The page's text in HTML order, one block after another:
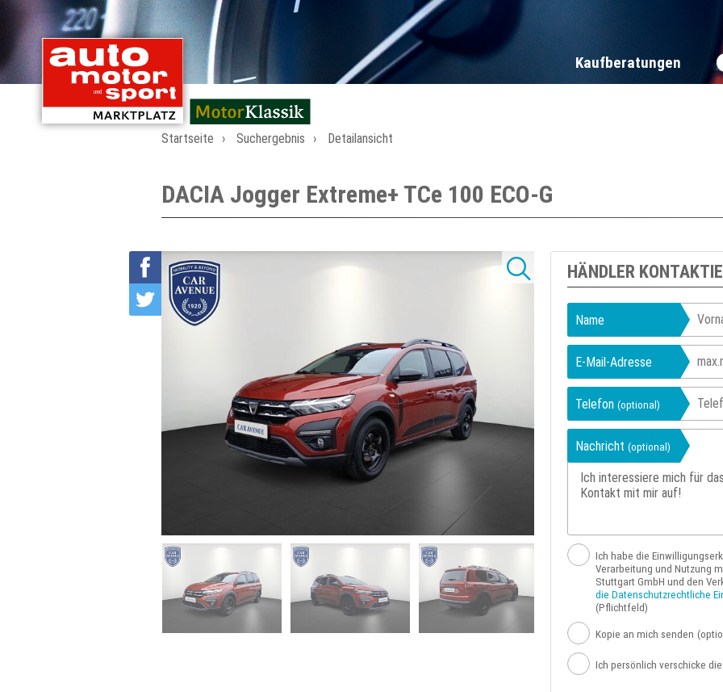
Kaufberatungen
Startseite Suchergebnis Detailansicht
DACIA Jogger Extreme+ TCe 100 ECO-G
HÄNDLER
Name
E-Mail-Adresse
Telefon (optional)
Nachricht (optional)
Ich habe die
Verarbeitung und Nutzung
Stuttgart GmbH und den
die Datenschutzrechtliche
(Pflichtfeld)
Kopie an mich senden
Ich persönlich verschicke